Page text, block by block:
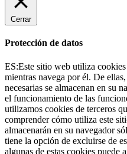
Cerrar
Protección de datos
ES:Este sitio web utiliza
mientras navega por él. De
necesarias se almacenan en su
el funcionamiento de las
utilizamos cookies de terceros
comprender cómo utiliza este
almacenarán en su navegador
tiene la opción de excluirse de
algunas de estas cookies puede